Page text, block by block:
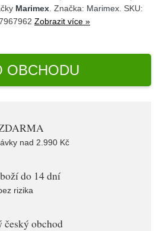
Marimex. Značka: Marimex. SKU:
Zobrazit více »
OBCHODU
nad 2.990 Kč
do 14 dní
rizika
český obchod